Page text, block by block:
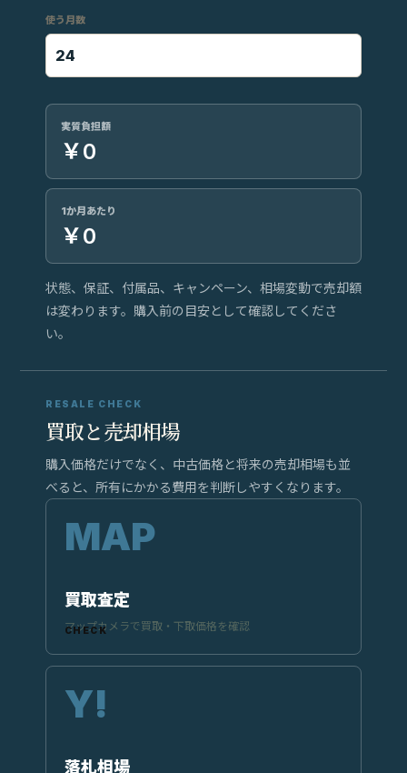
使う月数
実質負担額
￥0
1か月あたり
￥0
状態、保証、付属品、キャンペーン、相場変動で売却額
は変わります。購入前の目安として確認してくださ
い。
RESALE CHECK
買取と売却相場
購入価格だけでなく、中古価格と将来の売却相場も並
べると、所有にかかる費用を判断しやすくなります。
買取査定
マップカメラで買取・下取価格を確認
落札相場